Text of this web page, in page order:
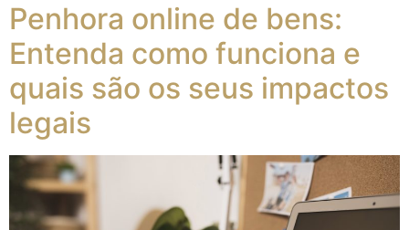
Penhora online de bens:
Entenda como funciona e
quais são os seus impactos
legais